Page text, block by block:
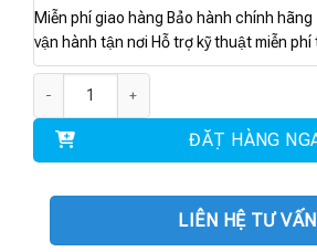
Miễn phí giao hàng Bảo hành chính
vận hành tận nơi Hỗ trợ kỹ thuật miễn phí
ĐẶT HÀNG
LIÊN HỆ TƯ VẤN